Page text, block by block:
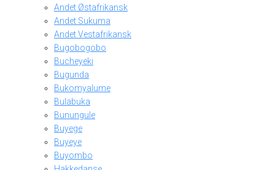
Andet Østafrikansk
Andet Sukuma
Andet Vestafrikansk
Bugobogobo
Bucheyeki
Bugunda
Bukomyalume
Bulabuka
Bunungule
Buyege
Buyeye
Buyombo